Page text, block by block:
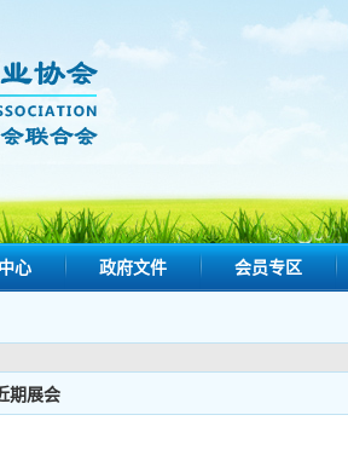
心 政府文件 会员专区
期展会